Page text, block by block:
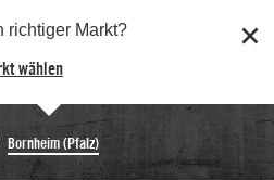
richtiger Markt?
wählen
Bornheim (Pfalz)